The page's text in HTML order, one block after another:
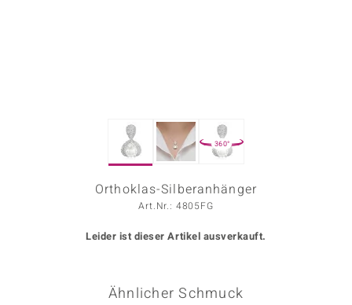
360°
Orthoklas-Silberanhänger
Art.Nr.: 4805FG
Leider ist dieser Artikel ausverkauft.
Ähnlicher Schmuck